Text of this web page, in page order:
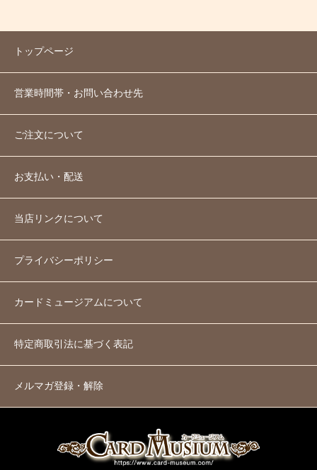
トップページ
営業時間帯・お問い合わせ先
ご注文について
お支払い・配送
当店リンクについて
プライバシーポリシー
カードミュージアムについて
特定商取引法に基づく表記
メルマガ登録・解除